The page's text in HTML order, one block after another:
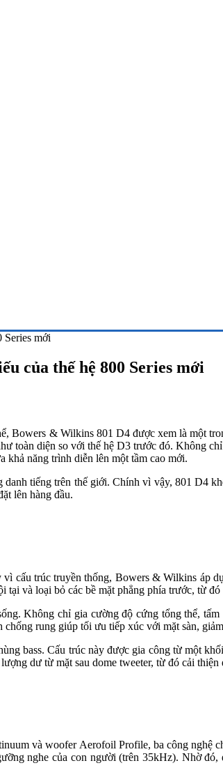
mới
của thế hệ 800 Series mới
Bowers & Wilkins 801 D4 được xem là một
toàn diện so với thế hệ D3 trước đó. Không
khả năng trình diễn lên một tầm cao mới.
tiếng trên thế giới. Chính vì vậy, 801 D4
lên hàng đầu.
cấu trúc truyền thống, Bowers & Wilkins áp
và loại bỏ các bề mặt phẳng phía trước, từ
Không chỉ gia cường độ cứng tổng thể,
rung giúp tối ưu tiếp xúc với mặt sàn,
bass. Cấu trúc này được gia công từ một
dư từ mặt sau dome tweeter, từ đó cải
và woofer Aerofoil Profile, ba công
nghe của con người (trên 35kHz). Nhờ